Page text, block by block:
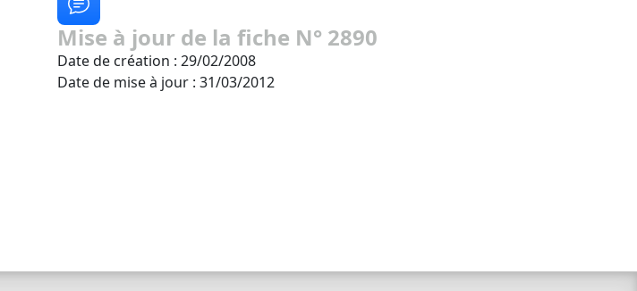
Mise à jour de la fiche N° 2890
Date de création : 29/02/2008
Date de mise à jour : 31/03/2012